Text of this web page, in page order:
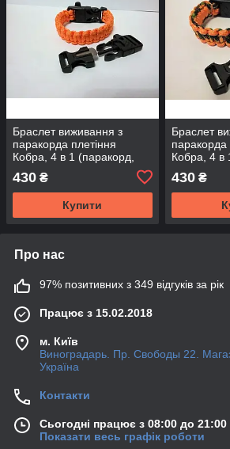
Браслет виживання з
паракорда плетіння
Кобра, 4 в 1 (паракорд,
кресало-кресало, свисток,
ріжуча кромка)
430 ₴
Купити
Браслет
паракорда
Кобра, 4 в
кресало-
ріжуча
430₴
Про нас
97% позитивних з 349 відгуків за рік
Працює з 15.02.2018
м. Київ
Виноградарь. Пр. Свободы 22.
Україна
Контакти
Сьогодні працює з 08:00 до 21:00
Показати весь графік роботи